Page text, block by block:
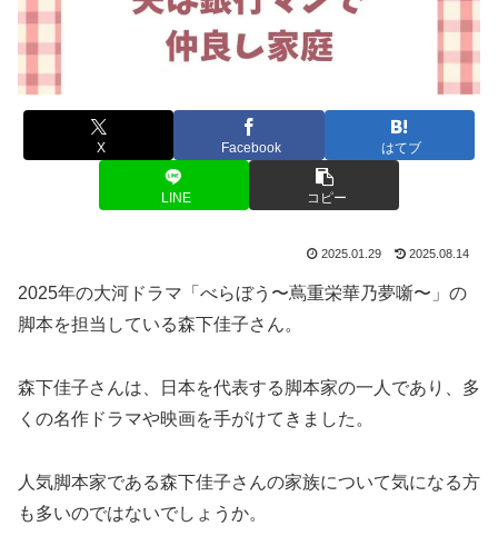
X Facebook はてブ
LINE コピー
2025.01.29 2025.08.14
2025年の大河ドラマ「べらぼう〜蔦重栄華乃夢噺〜」の
脚本を担当している森下佳子さん。
森下佳子さんは、日本を代表する脚本家の一人であり、多
くの名作ドラマや映画を手がけてきました。
人気脚本家である森下佳子さんの家族について気になる方
も多いのではないでしょうか。